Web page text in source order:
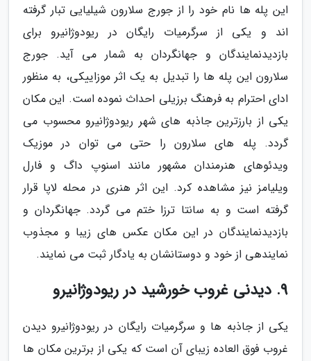
این پله ها نام خود را از جورج سلارون شیلیایی تبار گرفته
اند و یکی از سرگرمیات رایگان در ریودوژانیرو برای
بازدیدنمایندگان و جهانگردان به شمار می آید. جورج
سلارون این پله ها را تبدیل به یک اثر موزاییکی، به منظور
ادای احترام به فرهنگ برزیلی احداث نموده است. این مکان
یکی از بارزترین جاذبه های شهر ریودوژانیرو محسوب می
گردد. پله های سلارون را حتی می توان در موزیک
ویدئوهای هنرمندان مشهور مانند اسنوپ داگ و فارل
ویلیامز نیز مشاهده کرد. این اثر هنری در محله لاپا قرار
گرفته است و به سانتا ترزا ختم می گردد. جهانگردان و
بازدیدنمایندگان در این مکان عکس های زیبا و مجذوب
نمایندهی از خود و دوستانشان به یادگار ثبت می نمایند.
9. دیدنی غروب خورشید در ریودوژانیرو
یکی از جاذبه ها و سرگرمیات رایگان در ریودوژانیرو دیدن
غروب فوق العاده زیبای آن است که یکی از برترین مکان ها